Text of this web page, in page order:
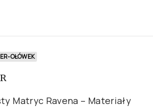
OŁÓWEK
Matryc Ravena – Materiały